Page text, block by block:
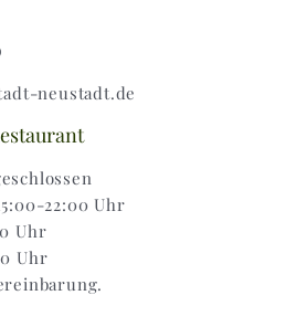
neustadt.de
22:00 Uhr
Uhr
Uhr